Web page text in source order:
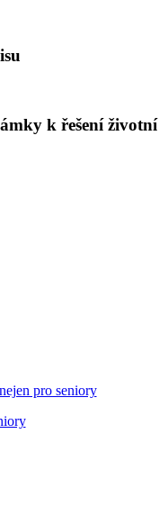
k řešení životní
pro seniory